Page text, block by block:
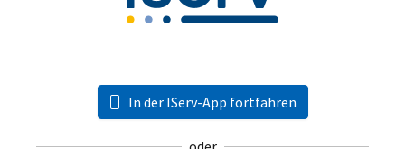
In der IServ-App fortfahren